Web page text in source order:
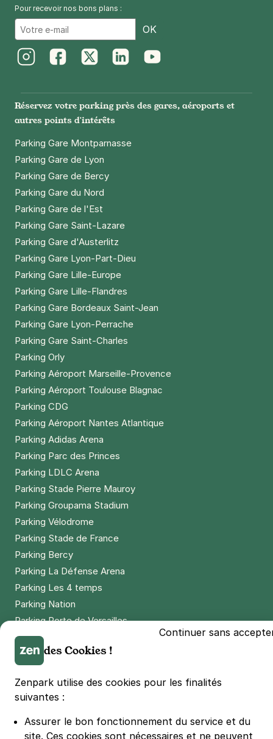
Pour recevoir nos bons plans :
OK
Réservez votre parking près des gares, aéroports et
autres points d'intérêts
Parking Gare Montparnasse
Parking Gare de Lyon
Parking Gare de Bercy
Parking Gare du Nord
Parking Gare de l'Est
Parking Gare Saint-Lazare
Parking Gare d'Austerlitz
Parking Gare Lyon-Part-Dieu
Parking Gare Lille-Europe
Parking Gare Lille-Flandres
Parking Gare Bordeaux Saint-Jean
Parking Gare Lyon-Perrache
Parking Gare Saint-Charles
Parking Orly
Parking Aéroport Marseille-Provence
Parking Aéroport Toulouse Blagnac
Parking CDG
Parking Aéroport Nantes Atlantique
Parking Adidas Arena
Parking Parc des Princes
Parking LDLC Arena
Parking Stade Pierre Mauroy
Parking Groupama Stadium
Parking Vélodrome
Parking Stade de France
Parking Bercy
Parking La Défense Arena
Parking Les 4 temps
Parking Nation
Parking Porte de Versailles
Parking Lille Grand Palais
Parking Euralille
consommation de 20%
Continuer sans
des Cookies !
Zenpark utilise des cookies pour les finalités
suivantes :
Assurer le bon fonctionnement du service et du
site. Ces cookies sont nécessaires et ne peuvent